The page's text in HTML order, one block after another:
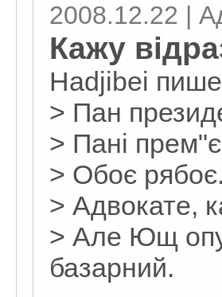
2008.12.22 |
Кажу
Hadjibei
> Пан
> Пані
> Обоє рябоє.
> Адвокате,
> Але Ющ
базарний.